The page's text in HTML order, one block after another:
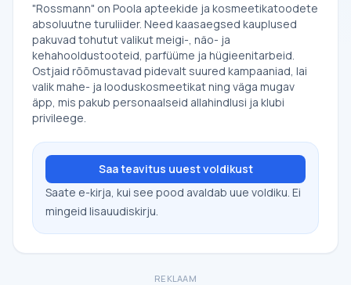
"Rossmann" on Poola apteekide ja kosmeetikatoodete
absoluutne turuliider. Need kaasaegsed kauplused
pakuvad tohutut valikut meigi-, näo- ja
kehahooldustooteid, parfüüme ja hügieenitarbeid.
Ostjaid rõõmustavad pidevalt suured kampaaniad, lai
valik mahe- ja looduskosmeetikat ning väga mugav
äpp, mis pakub personaalseid allahindlusi ja klubi
privileege.
Saa teavitus uuest voldikust
Saate e-kirja, kui see pood avaldab uue voldiku. Ei
mingeid lisauudiskirju.
REKLAAM